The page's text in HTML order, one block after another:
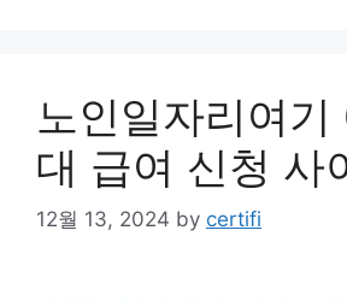
노인일자리여
대 급여 신청 사
12월 13, 2024 by certifi